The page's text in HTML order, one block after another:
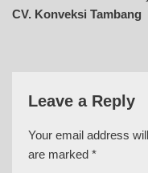
CV. Konveksi Tambang
Leave a Reply
Your email address
are marked *